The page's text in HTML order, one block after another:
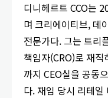
디니헤르트 CCO는
며 크리에이티브, 데
전문가다. 그는 트
책임자(CRO)로 재
까지 CEO실을 공동
다. 재임 당시 리테